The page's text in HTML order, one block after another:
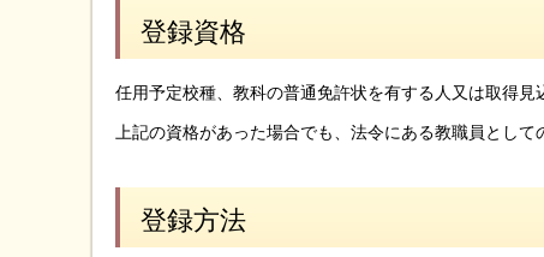
登録資格
任用予定校種、教科の普通免許状を有する人又は取得見
上記の資格があった場合でも、法令にある教職員として
登録方法